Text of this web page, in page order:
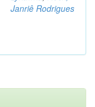
Janriê Rodrigues